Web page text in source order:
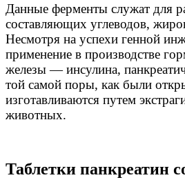
Данные ферменты служат для
составляющих углеводов,
Несмотря на успехи генной
применение в производстве
железы — инсулина,
той самой поры, как были
изготавливаются путем
животных.
Таблетки панкреатин